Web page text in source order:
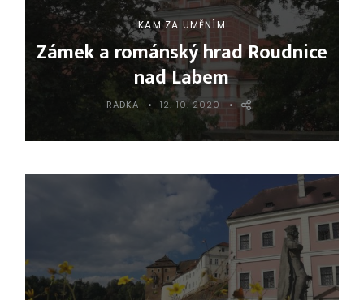
KAM ZA UMĚNÍM
Zámek a románský hrad Roudnice
nad Labem
RADKA 12. 10. 2020